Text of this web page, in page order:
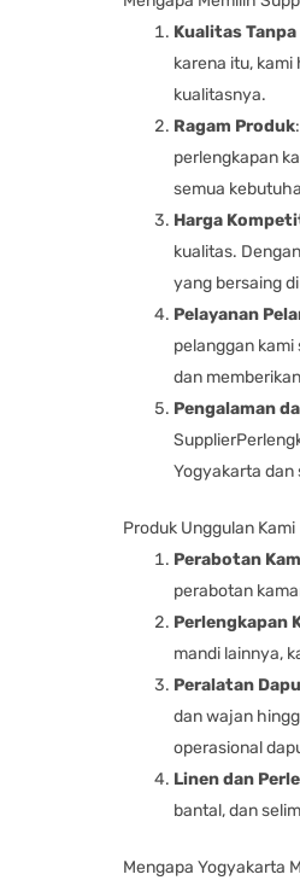
Kualitas
karena itu,
kualitasnya.
Ragam Produk
perlengkapan
semua
Harga
kualitas.
yang bersaing
Pelayanan
pelanggan
dan
Pengalaman
Yogyakarta dan
Produk Unggulan Kami
Perabotan
perabotan
Perlengkapan
mandi lainnya,
Peralatan
dan wajan
operasional
Linen dan
bantal, dan
Mengapa Yogyakarta